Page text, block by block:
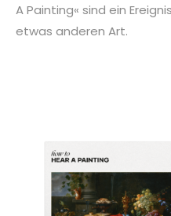
A Painting« sind ein
etwas anderen Art.